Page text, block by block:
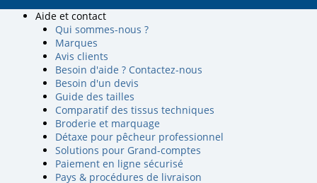
Aide et contact
Qui sommes-nous ?
Marques
Avis clients
Besoin d'aide ? Contactez-nous
Besoin d'un devis
Guide des tailles
Comparatif des tissus techniques
Broderie et marquage
Détaxe pour pêcheur professionnel
Solutions pour Grand-comptes
Paiement en ligne sécurisé
Pays & procédures de livraison